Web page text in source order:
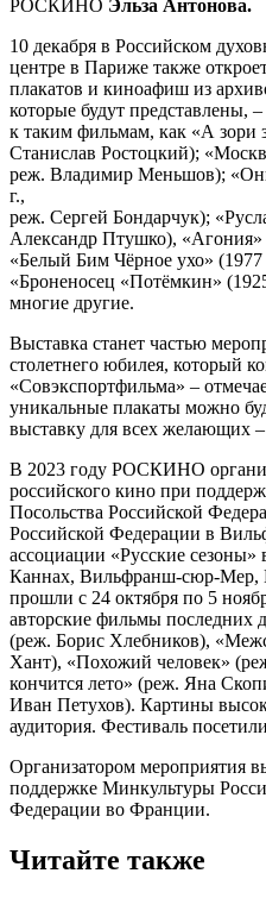
РОСКИНО Эльза Антонова.
10 декабря в Российском
центре в Париже также
плакатов и киноафиш из
которые будут представлены, –
к таким фильмам, как «А зори
Станислав Ростоцкий);
реж. Владимир Меньшов);
г.,
реж. Сергей Бондарчук);
Александр Птушко),
«Белый Бим Чёрное ухо»
«Броненосец «Потёмкин»
многие другие.
Выставка станет частью
столетнего юбилея, который
«Совэкспортфильма» –
уникальные плакаты можно
выставку для всех желающих –
В 2023 году РОСКИНО
российского кино при
Посольства Российской
Российской Федерации в
ассоциации «Русские
Каннах, Вильфранш-сюр-Мер,
прошли с 24 октября по 5
авторские фильмы последних
(реж. Борис Хлебников),
Хант), «Похожий человек»
кончится лето» (реж. Яна
Иван Петухов). Картины
аудитория. Фестиваль
Организатором
поддержке Минкультуры
Федерации во Франции.
Читайте также